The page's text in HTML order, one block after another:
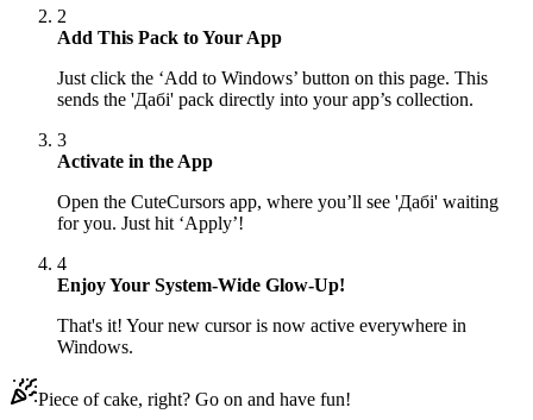
2
Add This Pack to Your App
Just click the ‘Add to Windows’ button on this page. This
sends the 'Дабі' pack directly into your app’s collection.
3
Activate in the App
Open the CuteCursors app, where you’ll see 'Дабі' waiting
for you. Just hit ‘Apply’!
4
Enjoy Your System-Wide Glow-Up!
That's it! Your new cursor is now active everywhere in
Windows.
Piece of cake, right? Go on and have fun!